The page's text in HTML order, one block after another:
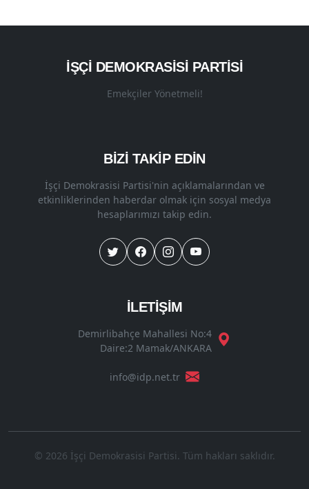
İŞÇI DEMOKRASISI PARTISI
Emekçiler Yönetmeli!
BİZİ TAKİP EDİN
İşçi Demokrasisi Partisi'nin açıklamalarından ve
etkinliklerinden haberdar olmak için sosyal medya
hesaplarımızı takip edin.
İLETİŞİM
Demirlibahçe Mahallesi No:4
Daire:2 Mamak/ANKARA
info@idp.net.tr
© 2026 İşçi Demokrasisi Partisi. Tüm hakları saklıdır.